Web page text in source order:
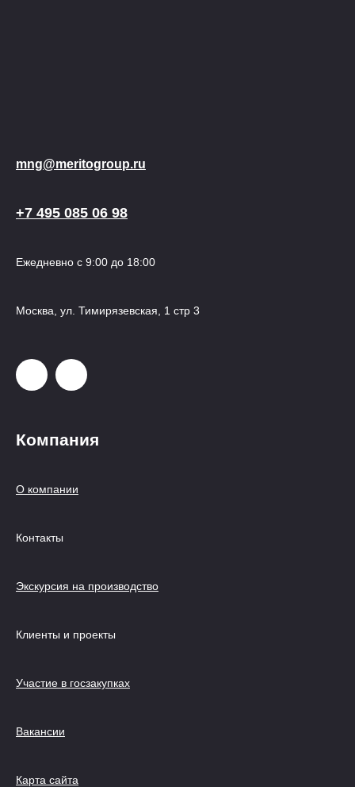
mng@meritogroup.ru
+7 495 085 06 98
Ежедневно с 9:00 до 18:00
Москва, ул. Тимирязевская, 1 стр 3
Компания
О компании
Контакты
Экскурсия на производство
Клиенты и проекты
Участие в госзакупках
Вакансии
Карта сайта